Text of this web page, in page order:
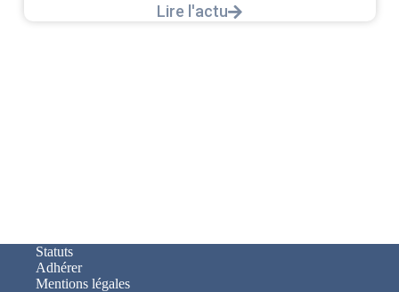
Lire l'actu
Statuts
Adhérer
Mentions légales